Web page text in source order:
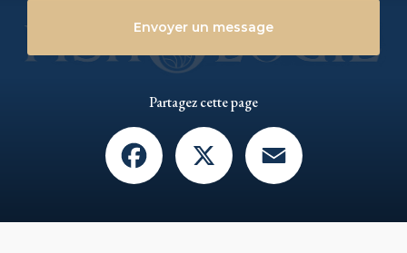
Envoyer un message
Partagez cette page
Facebook